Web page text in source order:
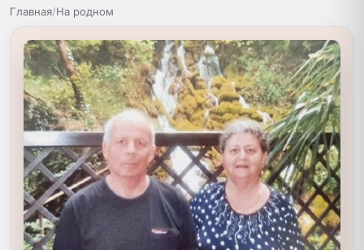
Главная/На родном